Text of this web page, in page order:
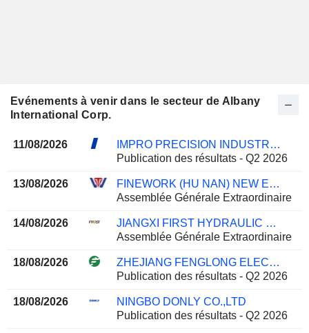
Evénements à venir dans le secteur de Albany
International Corp.
11/08/2026
IMPRO PRECISION INDUSTRIES LIMITED
Publication des résultats - Q2 2026
13/08/2026
FINEWORK (HU NAN) NEW ENERGY TECHNOLOGY CO., LTD
Assemblée Générale Extraordinaire
14/08/2026
JIANGXI FIRST HYDRAULIC CO., LTD.
Assemblée Générale Extraordinaire
18/08/2026
ZHEJIANG FENGLONG ELECTRIC CO., LTD.
Publication des résultats - Q2 2026
18/08/2026
NINGBO DONLY CO.,LTD
Publication des résultats - Q2 2026